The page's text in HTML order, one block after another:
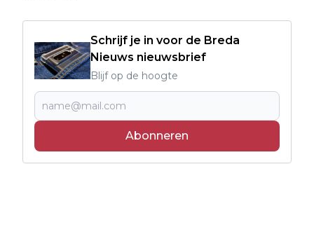
Schrijf je in voor de Breda
Nieuws nieuwsbrief
Blijf op de hoogte
Abonneren